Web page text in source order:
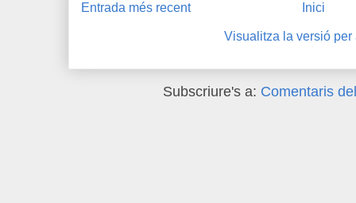
Entrada més recent Inici
Visualitza la versió per
Subscriure's a: Comentaris